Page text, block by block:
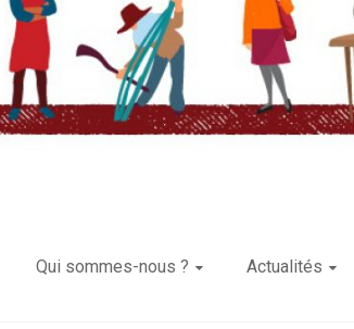
ÉlémentQui sommes-nous ? Actualités